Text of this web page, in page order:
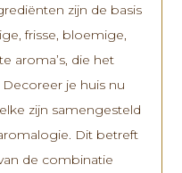
zijn de basis
frisse, bloemige,
aroma’s, die het
je huis nu
zijn samengesteld
Dit betreft
de combinatie